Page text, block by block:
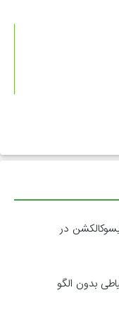
در
بدون الگو